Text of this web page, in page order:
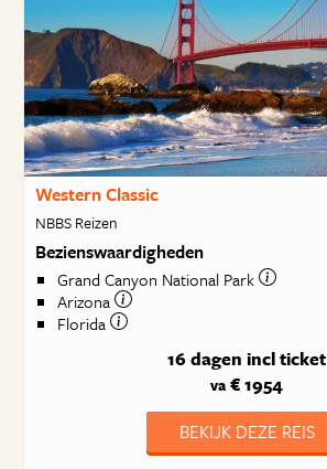
Western Classic
NBBS Reizen
Bezienswaardigheden
Grand Canyon National Park
Arizona
Florida
16 dagen incl ticket
va € 1954
BEKIJK DEZE REIS